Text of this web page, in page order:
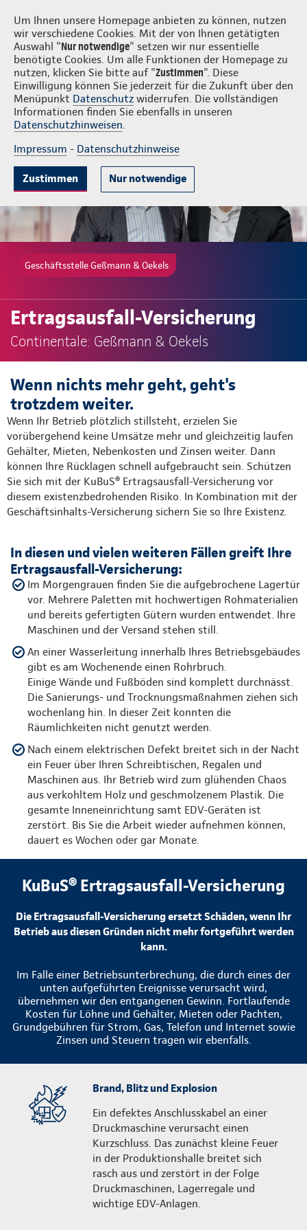
Um Ihnen unsere Homepage anbieten zu können, nutzen
wir verschiedene Cookies. Mit der von Ihnen getätigten
Auswahl "Nur notwendige" setzen wir nur essentielle
benötigte Cookies. Um alle Funktionen der Homepage zu
nutzen, klicken Sie bitte auf "Zustimmen". Diese
Einwilligung können Sie jederzeit für die Zukunft über den
Menüpunkt Datenschutz widerrufen. Die vollständigen
Informationen finden Sie ebenfalls in unseren
Datenschutzhinweisen.
Impressum - Datenschutzhinweise
Zustimmen Nur notwendige
Geßmann & Oekels Login
Gute Gründe Tarife & Leistungen Wissenwertes Beratung &
Geschäftsstelle Geßmann & Oekels
Ertragsausfall-Versicherung
Continentale: Geßmann & Oekels
Wenn nichts mehr geht, geht's
trotzdem weiter.
Wenn Ihr Betrieb plötzlich stillsteht, erzielen Sie
vorübergehend keine Umsätze mehr und gleichzeitig laufen
Gehälter, Mieten, Nebenkosten und Zinsen weiter. Dann
können Ihre Rücklagen schnell aufgebraucht sein. Schützen
Sie sich mit der KuBuS® Ertragsausfall-Versicherung vor
diesem existenzbedrohenden Risiko. In Kombination mit der
Geschäftsinhalts-Versicherung sichern Sie so Ihre Existenz.
In diesen und vielen weiteren Fällen greift Ihre
Ertragsausfall-Versicherung:
Im Morgengrauen finden Sie die aufgebrochene Lager­tür
vor. Mehrere Paletten mit hochwertigen Rohmaterialien
und bereits gefertigten Gütern wurden entwendet. Ihre
Maschinen und der Versand stehen still.
An einer Wasserleitung innerhalb Ihres Betriebsgebäudes
gibt es am Wochenende einen Rohrbruch.
Einige Wände und Fußböden sind komplett durchnässt.
Die Sanierungs- und Trocknungsmaßnahmen ziehen sich
wochenlang hin. In dieser Zeit konnten die
Räumlichkeiten nicht genutzt werden.
Nach einem elektrischen Defekt breitet sich in der Nacht
ein Feuer über Ihren Schreibtischen, Regalen und
Maschinen aus. Ihr Betrieb wird zum glühenden Chaos
aus verkohltem Holz und geschmolzenem Plastik. Die
gesamte Inneneinrichtung samt EDV-Geräten ist
zerstört. Bis Sie die Arbeit wieder aufnehmen können,
dauert es Wochen oder gar Monate.
KuBuS® Ertragsausfall-Versicherung
Die Ertragsausfall-Versicherung ersetzt Schäden, wenn Ihr
Betrieb aus diesen Gründen nicht mehr fortgeführt werden
kann.
Im Falle einer Betriebsunterbrechung, die durch eines der
unten aufgeführten Ereignisse verursacht wird,
übernehmen wir den entgangenen Gewinn. Fortlaufende
Kosten für Löhne und Gehälter, Mieten oder Pachten,
Grundgebühren für Strom, Gas, Telefon und Internet sowie
Zinsen und Steuern tragen wir ebenfalls.
Brand, Blitz und Explosion
Ein defektes Anschlusskabel an einer
Druckmaschine verursacht einen
Kurzschluss. Das zunächst kleine Feuer
in der Produktionshalle breitet sich
rasch aus und zerstört in der Folge
Druckmaschinen, Lagerregale und
wichtige EDV-Anlagen.